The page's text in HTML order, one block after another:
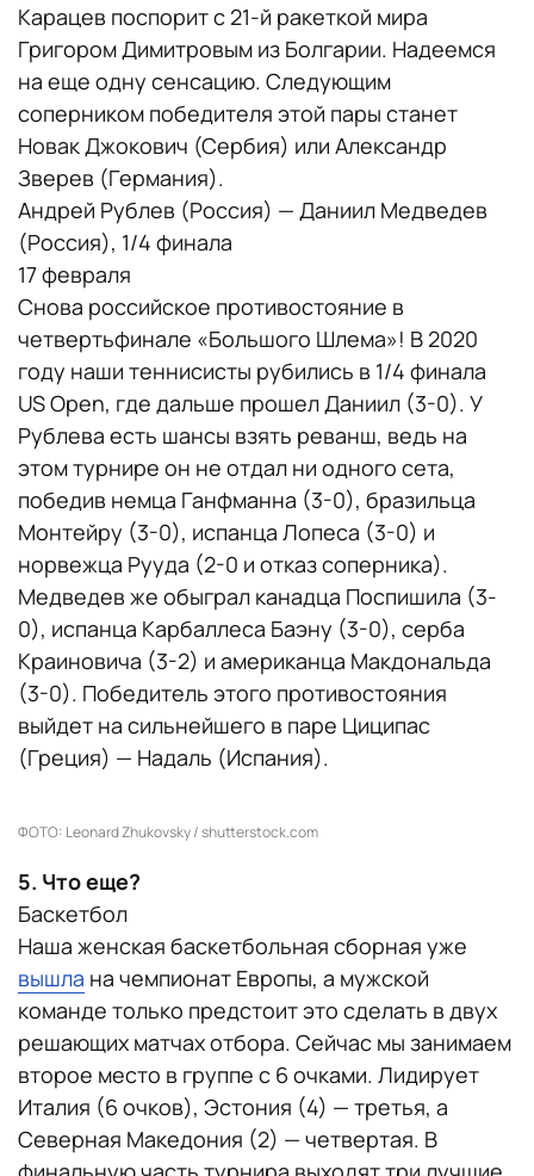
Карацев поспорит с 21-й ракеткой мира
Григором Димитровым из Болгарии. Надеемся
на еще одну сенсацию. Следующим
соперником победителя этой пары станет
Новак Джокович (Сербия) или Александр
Зверев (Германия).
Андрей Рублев (Россия) — Даниил Медведев
(Россия), 1/4 финала
17 февраля
Снова российское противостояние в
четвертьфинале «Большого Шлема»! В 2020
году наши теннисисты рубились в 1/4 финала
US Open, где дальше прошел Даниил (3-0). У
Рублева есть шансы взять реванш, ведь на
этом турнире он не отдал ни одного сета,
победив немца Ганфманна (3-0), бразильца
Монтейру (3-0), испанца Лопеса (3-0) и
норвежца Рууда (2-0 и отказ соперника).
Медведев же обыграл канадца Поспишила (3-
0), испанца Карбаллеса Баэну (3-0), серба
Краиновича (3-2) и американца Макдональда
(3-0). Победитель этого противостояния
выйдет на сильнейшего в паре Циципас
(Греция) — Надаль (Испания).
ФОТО: Leonard Zhukovsky / shutterstock.com
5. Что еще?
Баскетбол
Наша женская баскетбольная сборная уже
вышла на чемпионат Европы, а мужской
команде только предстоит это сделать в двух
решающих матчах отбора. Сейчас мы занимаем
второе место в группе с 6 очками. Лидирует
Италия (6 очков), Эстония (4) — третья, а
Северная Македония (2) — четвертая. В